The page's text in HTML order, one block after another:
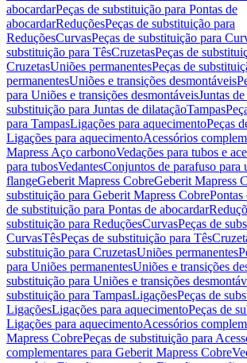
abocardarPeças de substituição para Pontas de
abocardarReduçõesPeças de substituição para
ReduçõesCurvasPeças de substituição para
substituição para TêsCruzetasPeças de
CruzetasUniões permanentesPeças de
permanentesUniões e transições desmontáveis
para Uniões e transições desmontáveisJuntas
substituição para Juntas de dilataçãoTampas
para TampasLigações para aquecimentoPeças
Ligações para aquecimentoAcessórios
Mapress Aço carbonoVedações para tubos e
para tubosVedantesConjuntos de parafuso para
flangeGeberit Mapress CobreGeberit Mapress
substituição para Geberit Mapress CobrePontas
de substituição para Pontas de abocardar
substituição para ReduçõesCurvasPeças de
CurvasTêsPeças de substituição para Tês
substituição para CruzetasUniões permanentes
para Uniões permanentesUniões e transições
substituição para Uniões e transições
substituição para TampasLigaçõesPeças de
LigaçõesLigações para aquecimentoPeças de
Ligações para aquecimentoAcessórios
Mapress CobrePeças de substituição para
complementares para Geberit Mapress Cobre